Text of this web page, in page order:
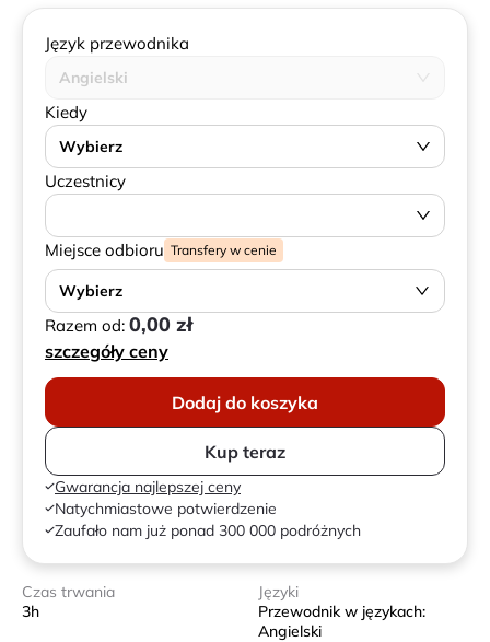
Język przewodnika
Angielski
Kiedy
Wybierz
Uczestnicy
Miejsce odbioru Transfery w cenie
Wybierz
Razem od: 0,00 zł
szczegóły ceny
Dodaj do koszyka
Kup teraz
Gwarancja najlepszej ceny
Natychmiastowe potwierdzenie
Zaufało nam już ponad 300 000 podróżnych
Czas trwania
3h
Języki
Przewodnik w językach:
Angielski